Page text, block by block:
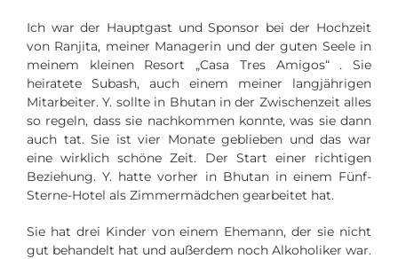
Ich war der Hauptgast und Sponsor bei der Hochzeit
von Ranjita, meiner Managerin und der guten Seele in
meinem kleinen Resort „Casa Tres Amigos“ . Sie
heiratete Subash, auch einem meiner langjährigen
Mitarbeiter. Y. sollte in Bhutan in der Zwischenzeit alles
so regeln, dass sie nachkommen konnte, was sie dann
auch tat. Sie ist vier Monate geblieben und das war
eine wirklich schöne Zeit. Der Start einer richtigen
Beziehung. Y. hatte vorher in Bhutan in einem Fünf-
Sterne-Hotel als Zimmermädchen gearbeitet hat.
Sie hat drei Kinder von einem Ehemann, der sie nicht
gut behandelt hat und außerdem noch Alkoholiker war.